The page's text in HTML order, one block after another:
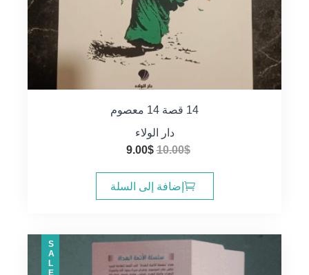
14 قصة 14 معصوم
دار الولاء
10.00$
السعر
هو:
10.00$.
9.00$
هو:
9.00$.
إضافة إلى السلة
SALE